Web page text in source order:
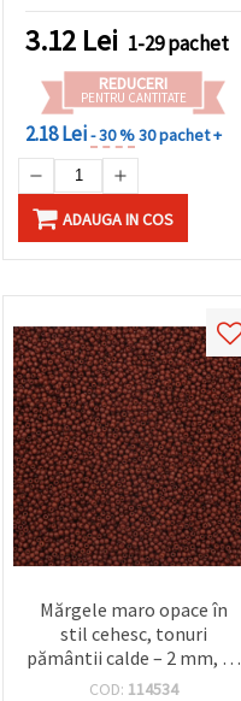
3.12 Lei 1-29 pachet
REDUCERI
PENTRU CANTITATE
2.18 Lei- 30 %30 pachet +
ADAUGA IN COS
Mărgele maro opace în
stil cehesc, tonuri
pământii calde – 2 mm, 15
g (~2050 buc.), ideale
COD: 114534